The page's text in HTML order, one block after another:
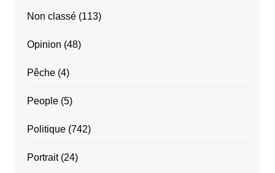
Non classé(113)
Opinion (48)
Pêche(4)
People(5)
Politique(742)
Portrait(24)